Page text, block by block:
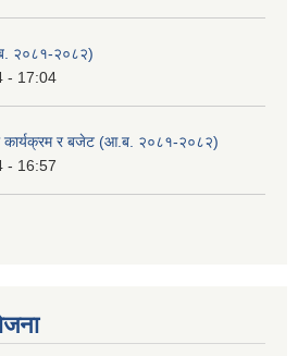
२०८१-२०८२)
- 17:04
कार्यक्रम र बजेट (आ.ब. २०८१-२०८२)
- 16:57